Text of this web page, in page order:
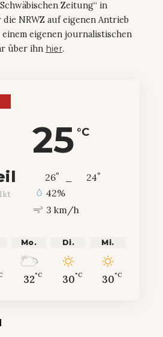
Zeitung“ in
die NRWZ auf eigenen Antrieb
einem eigenen journalistischen
über ihn hier.
25 °C
26° 24°
42%
3 km/h
Mo.
32°C
Di.
30°C
Mi.
30°C